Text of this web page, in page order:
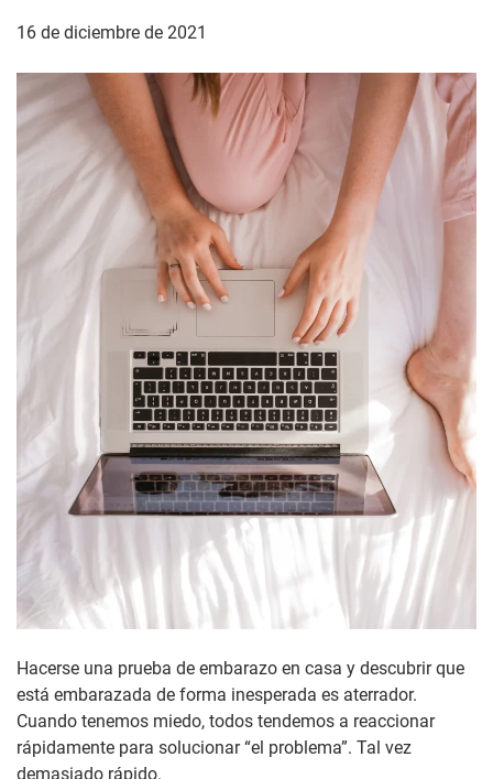
16 de diciembre de 2021
Hacerse una prueba de embarazo en casa y descubrir que
está embarazada de forma inesperada es aterrador.
Cuando tenemos miedo, todos tendemos a reaccionar
rápidamente para solucionar “el problema”. Tal vez
demasiado rápido.